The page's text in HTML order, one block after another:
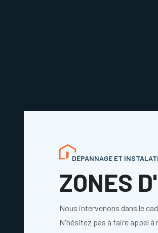
DÉPANNAGE ET
ZONES
Nous intervenons dans le
N'hésitez pas à faire appel